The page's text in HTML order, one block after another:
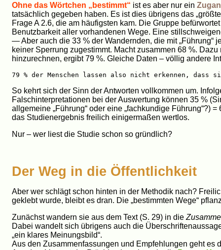
Ohne das Wörtchen „bestimmt“ ist es aber nur ein
tatsächlich gegeben haben. Es ist dies übrigens das
Frage A 2.6, die am häufigsten kam. Die Gruppe
Benutzbarkeit aller vorhandenen Wege. Eine
— Aber auch die 33 % der Wandernden, die mit „Führung“
keiner Sperrung zugestimmt. Macht zusammen 68 %.
hinzurechnen, ergibt 79 %. Gleiche Daten – völlig andere
79 % der Menschen lassen also nicht erkennen, dass
So kehrt sich der Sinn der Antworten vollkommen um.
Falschinterpretationen bei der Auswertung können 35 %
allgemeine „Führung“ oder eine „fachkundige Führung“?)
das Studienergebnis freilich einigermaßen wertlos.
Nur – wer liest die Studie schon so gründlich?
Der Weg in die Öffentlichkeit
Aber wer schlägt schon hinten in der Methodik nach?
geklebt wurde, bleibt es dran. Die „bestimmten Wege“
Zunächst wandern sie aus dem Text (S. 29) in die
Dabei wandelt sich übrigens auch die
„ein klares Meinungsbild“.
Aus den Zusammenfassungen und Empfehlungen geht es